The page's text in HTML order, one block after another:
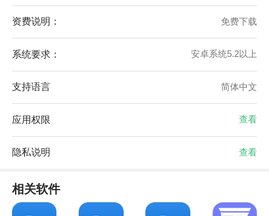
资费说明： 免费下载
系统要求： 安卓系统5.2以上
支持语言 简体中文
应用权限 查看
隐私说明 查看
相关软件